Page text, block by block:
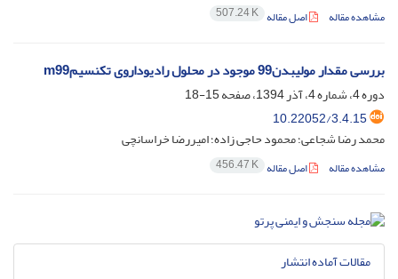
مشاهده مقاله اصل مقاله 507.24 K
بررسی مقدار مولیبدن99 موجود در محلول رادیوداروی تکنسیمm99
دوره 4، شماره 4، آذر 1394، صفحه
15-18
10.22052/3.4.15
محمد رضا شجاعی؛ محمود حاجی زاده؛ امیررضا خراسانچی
مشاهده مقاله اصل مقاله 456.47 K
مقالات آماده انتشار